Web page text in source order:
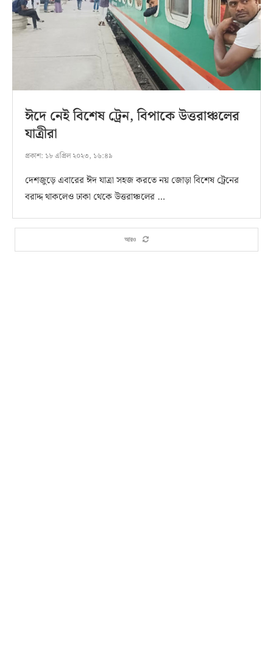
ঈদে নেই বিশেষ ট্রেন, বিপাকে উত্তরাঞ্চলের
যাত্রীরা
প্রকাশ: ১৮ এপ্রিল ২০২৩, ১৬:৪৯
দেশজুড়ে এবারের ঈদ যাত্রা সহজ করতে নয় জোড়া বিশেষ ট্রেনের
বরাদ্দ থাকলেও ঢাকা থেকে উত্তরাঞ্চলের …
আরও